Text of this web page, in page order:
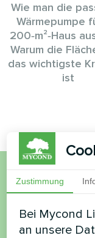
Wie man die
Wärmepumpe
200‑m²‑Haus
Warum die
das wichtigste
ist
Möchten
haben
Zustimmung
Bei Mycond
an unsere